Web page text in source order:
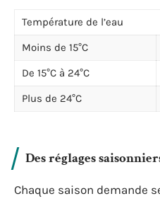
Température de l’eau
Moins de 15°C
De 15°C à 24°C
Plus de 24°C
Des réglages
Chaque saison demande